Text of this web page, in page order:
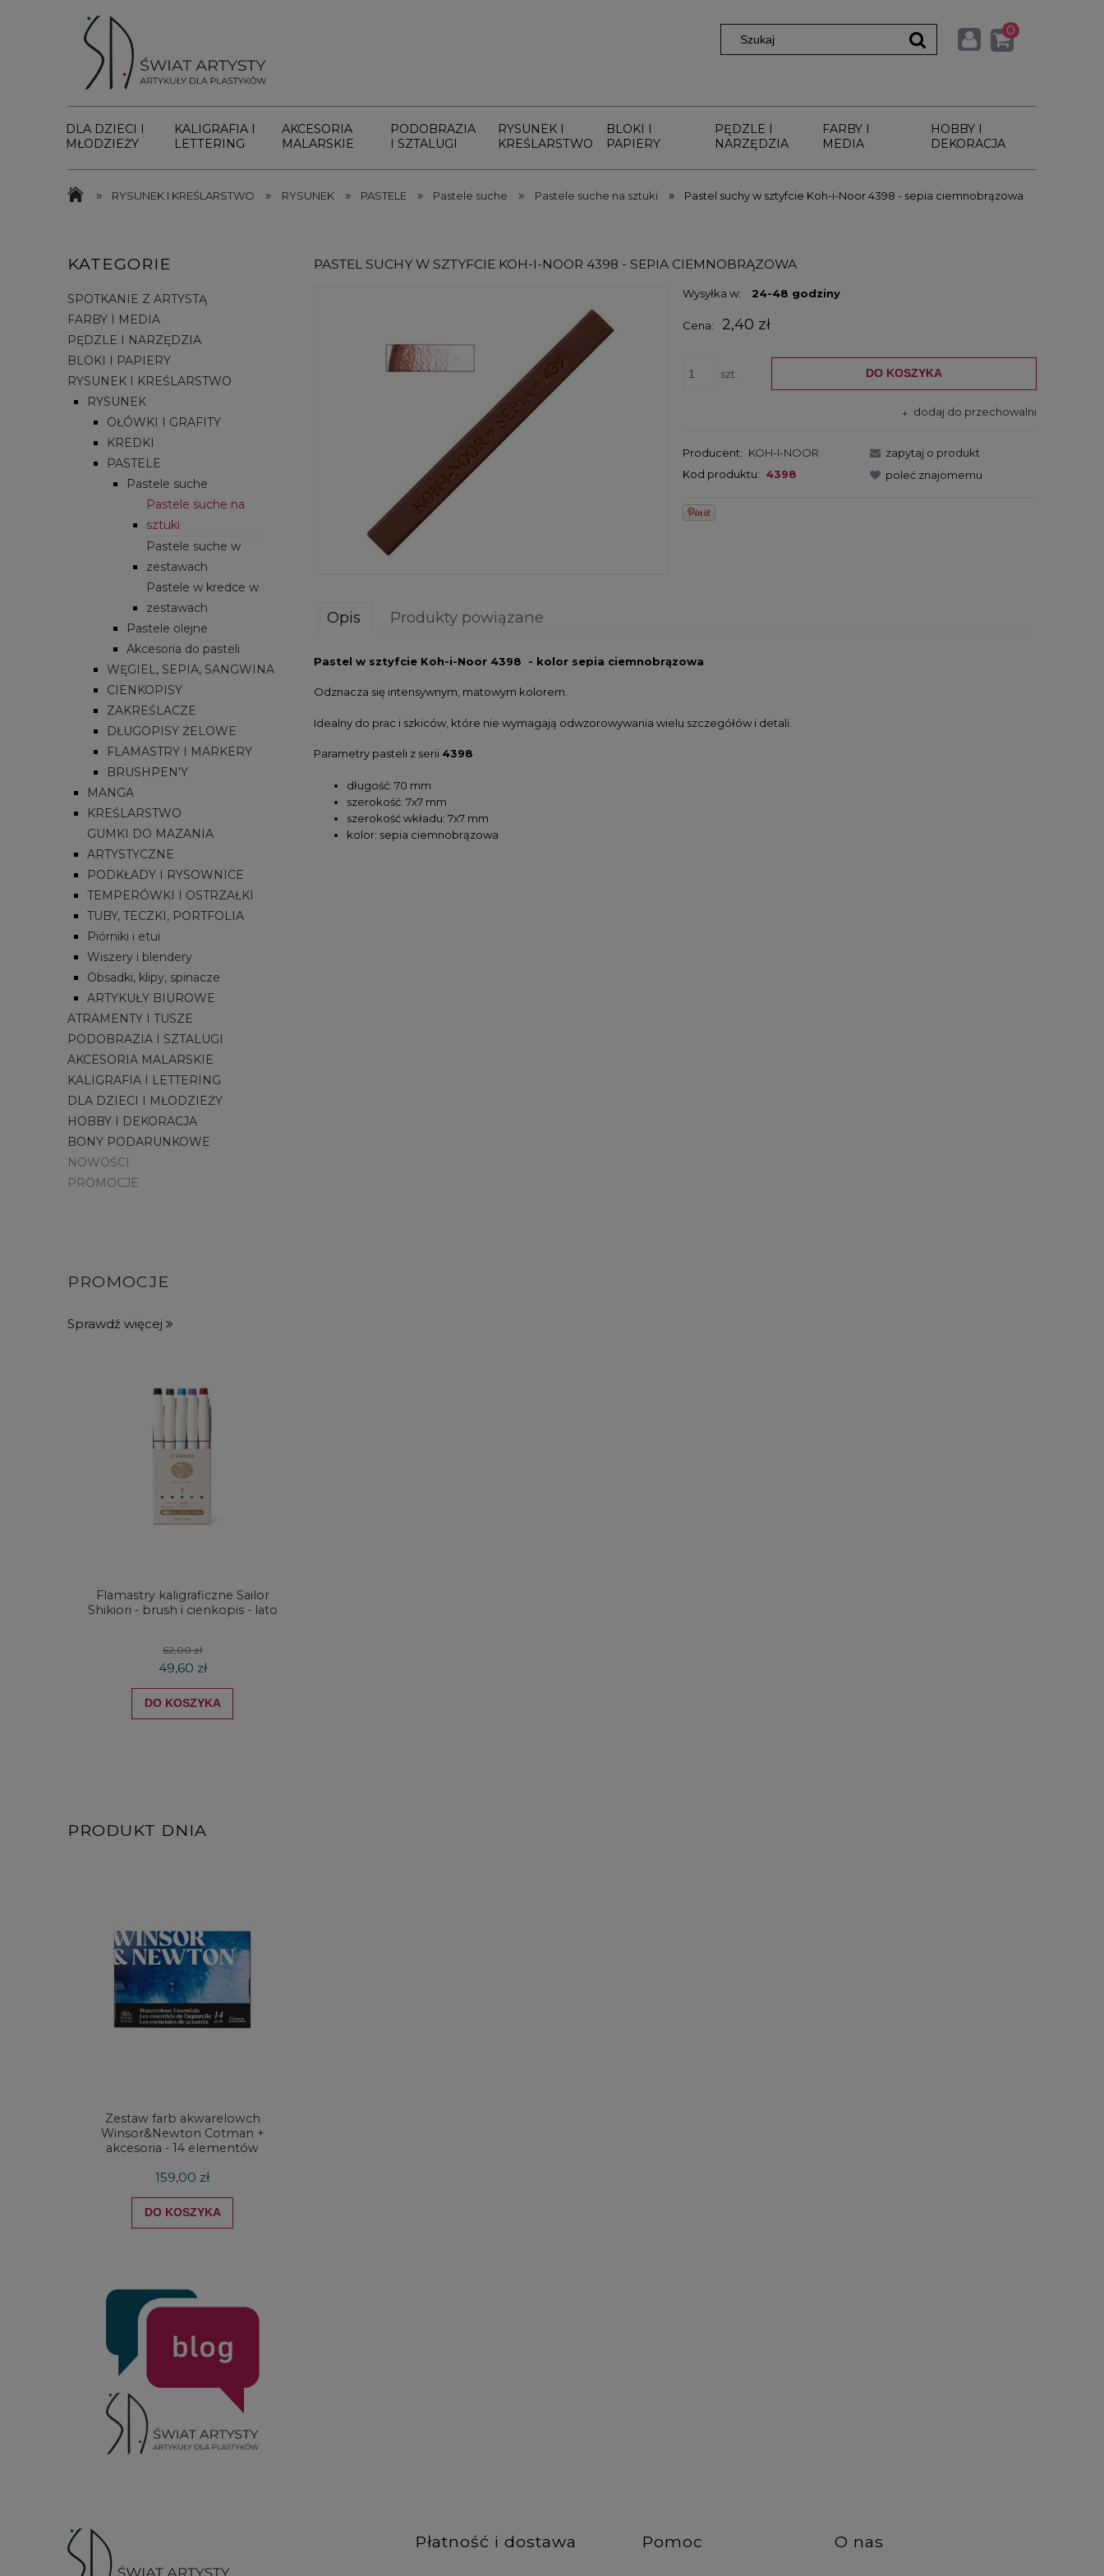
0
DLA DZIECI I
MŁODZIEŻY
KALIGRAFIA I
LETTERING
AKCESORIA
MALARSKIE
PODOBRAZIA
I SZTALUGI
RYSUNEK I
KREŚLARSTWO
BLOKI I
PAPIERY
PĘDZLE I
NARZĘDZIA
FARBY I
MEDIA
HOBBY I
DEKORACJA
» RYSUNEK I KREŚLARSTWO » RYSUNEK » PASTELE » Pastele suche » Pastele suche na sztuki » Pastel suchy w sztyfcie Koh-i-Noor 4398 - sepia ciemnobrązowa
KATEGORIE
SPOTKANIE Z ARTYSTĄ
FARBY I MEDIA
PĘDZLE I NARZĘDZIA
BLOKI I PAPIERY
RYSUNEK I KREŚLARSTWO
RYSUNEK
OŁÓWKI I GRAFITY
KREDKI
PASTELE
Pastele suche
Pastele suche na
sztuki
Pastele suche w
zestawach
Pastele w kredce w
zestawach
Pastele olejne
Akcesoria do pasteli
WĘGIEL, SEPIA, SANGWINA
CIENKOPISY
ZAKREŚLACZE
DŁUGOPISY ŻELOWE
FLAMASTRY I MARKERY
BRUSHPEN'Y
MANGA
KREŚLARSTWO
GUMKI DO MAZANIA
ARTYSTYCZNE
PODKŁADY I RYSOWNICE
TEMPERÓWKI I OSTRZAŁKI
TUBY, TECZKI, PORTFOLIA
Piórniki i etui
Wiszery i blendery
Obsadki, klipy, spinacze
ARTYKUŁY BIUROWE
ATRAMENTY I TUSZE
PODOBRAZIA I SZTALUGI
AKCESORIA MALARSKIE
KALIGRAFIA I LETTERING
DLA DZIECI I MŁODZIEŻY
HOBBY I DEKORACJA
BONY PODARUNKOWE
NOWOŚCI
PROMOCJE
PROMOCJE
Sprawdź więcej
Flamastry kaligraficzne Sailor
Shikiori - brush i cienkopis - lato
62,00 zł
49,60 zł
DO KOSZYKA
PRODUKT DNIA
Zestaw farb akwarelowch
Winsor&Newton Cotman +
akcesoria - 14 elementów
159,00 zł
DO KOSZYKA
PASTEL SUCHY W SZTYFCIE KOH-I-NOOR 4398 - SEPIA CIEMNOBRĄZOWA
Wysyłka w: 24-48 godziny
Cena: 2,40 zł
szt. DO KOSZYKA
dodaj do przechowalni
Producent: KOH-I-NOOR
Kod produktu: 4398
zapytaj o produkt
poleć znajomemu
Opis Produkty powiązane
Pastel w sztyfcie Koh-i-Noor 4398 - kolor sepia ciemnobrązowa
Odznacza się intensywnym, matowym kolorem.
Idealny do prac i szkiców, które nie wymagają odwzorowywania wielu szczegółów i detali.
Parametry pasteli z serii 4398
długość: 70 mm
szerokość: 7x7 mm
szerokość wkładu: 7x7 mm
kolor: sepia ciemnobrązowa
Płatność i dostawa Pomoc O nas